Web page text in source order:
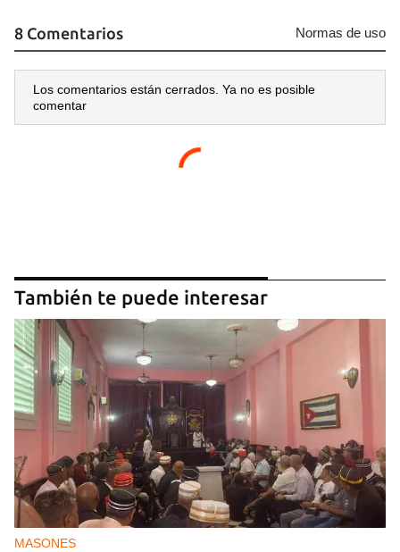
8 Comentarios Normas de uso
Los comentarios están cerrados. Ya no es posible
comentar
También te puede interesar
MASONES